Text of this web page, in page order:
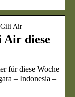
Gili Air
Air diese
für diese Woche
– Indonesia –